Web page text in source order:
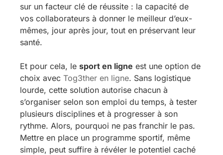
sur un facteur clé de réussite : la capacité de
vos collaborateurs à donner le meilleur d’eux-
mêmes, jour après jour, tout en préservant leur
santé.
Et pour cela, le sport en ligne est une option de
choix avec Tog3ther en ligne. Sans logistique
lourde, cette solution autorise chacun à
s’organiser selon son emploi du temps, à tester
plusieurs disciplines et à progresser à son
rythme. Alors, pourquoi ne pas franchir le pas.
Mettre en place un programme sportif, même
simple, peut suffire à révéler le potentiel caché